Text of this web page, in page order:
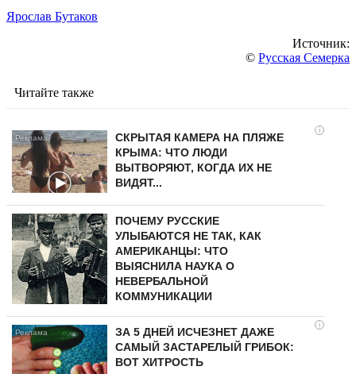
Ярослав Бутаков
Источник:
© Русская Семерка
Читайте также
i
СКРЫТАЯ КАМЕРА НА ПЛЯЖЕ
КРЫМА: ЧТО ЛЮДИ
ВЫТВОРЯЮТ, КОГДА ИХ НЕ
ВИДЯТ...
ПОЧЕМУ РУССКИЕ
УЛЫБАЮТСЯ НЕ ТАК, КАК
АМЕРИКАНЦЫ: ЧТО
ВЫЯСНИЛА НАУКА О
НЕВЕРБАЛЬНОЙ
КОММУНИКАЦИИ
i
ЗА 5 ДНЕЙ ИСЧЕЗНЕТ ДАЖЕ
САМЫЙ ЗАСТАРЕЛЫЙ ГРИБОК:
ВОТ ХИТРОСТЬ